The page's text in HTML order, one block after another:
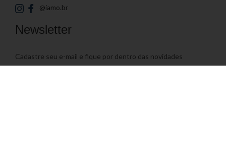
@iamo.br
Newsletter
Cadastre seu e-mail e fique por dentro das novidades